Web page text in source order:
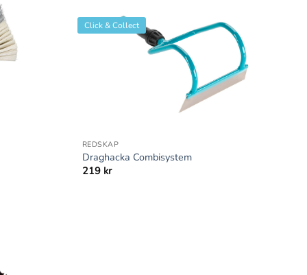
Click & Collect
REDSKAP
Draghacka Combisystem
219 kr